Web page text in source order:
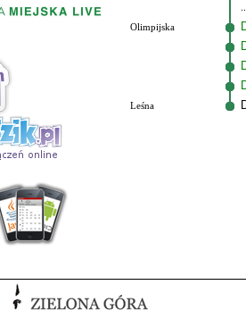
Olimpijska
Leśna